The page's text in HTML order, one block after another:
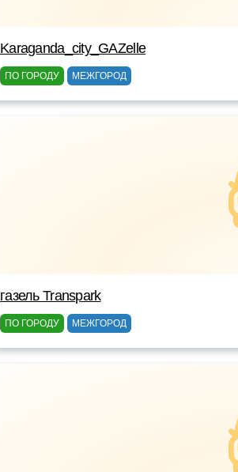
Karaganda_city_GAZelle
ПО ГОРОДУ МЕЖГОРОД
газель Transpark
ПО ГОРОДУ МЕЖГОРОД